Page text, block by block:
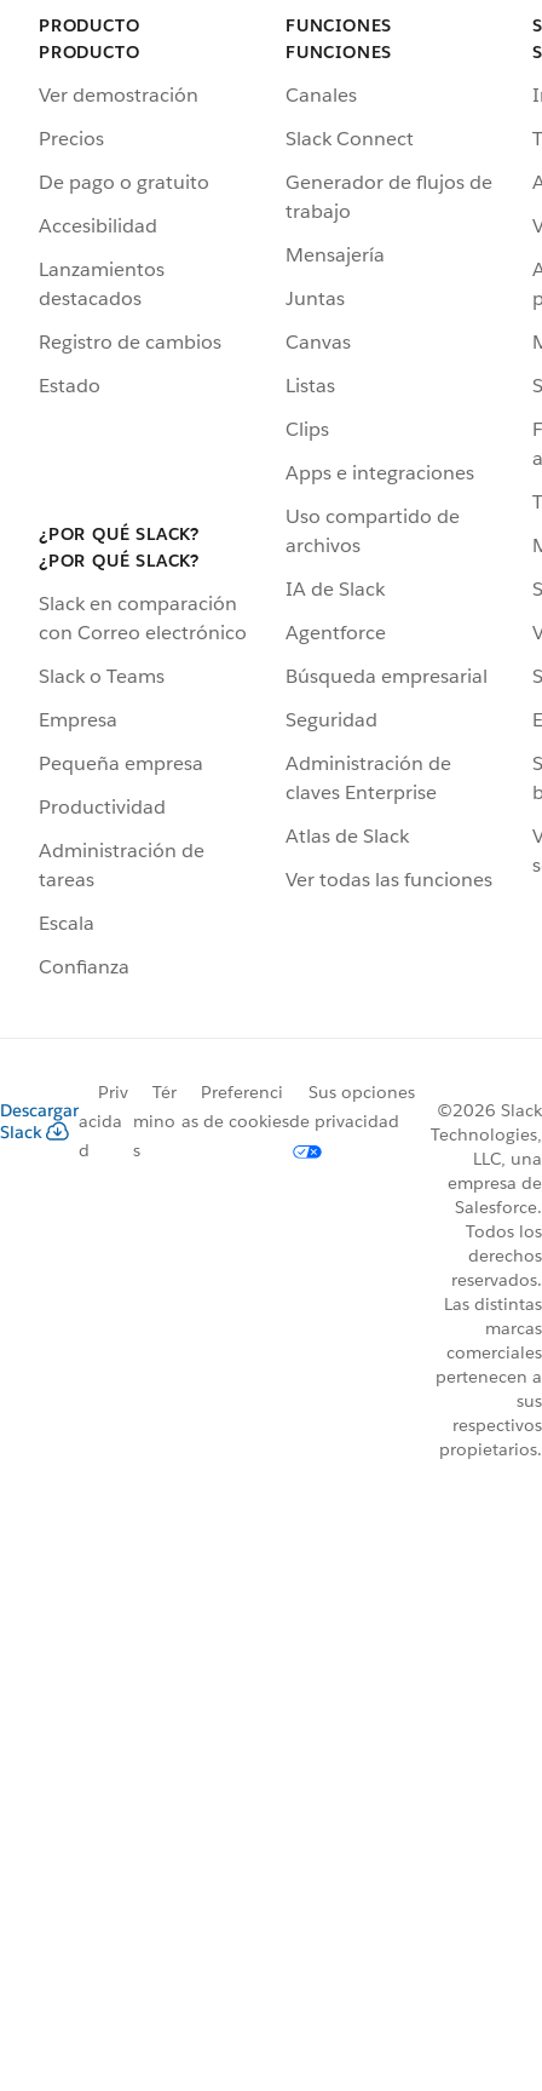
PRODUCTO
PRODUCTO
Ver demostración
Precios
De pago o gratuito
Accesibilidad
Lanzamientos
destacados
Registro de cambios
Estado
¿POR QUÉ SLACK?
¿POR QUÉ SLACK?
Slack en comparación
con Correo electrónico
Slack o Teams
Empresa
Pequeña empresa
Productividad
Administración de
tareas
Escala
Confianza
FUNCIONES
FUNCIONES
Canales
Slack Connect
Generador de flujos de
trabajo
Mensajería
Juntas
Canvas
Listas
Clips
Apps e integraciones
Uso compartido de
archivos
IA de Slack
Agentforce
Búsqueda empresarial
Seguridad
Administración de
claves Enterprise
Atlas de Slack
Ver todas las funciones
Descargar
Slack
Priv
acida
d
Tér
mino
s
Preferenci
as de cookies
Sus opciones
de privacidad
©2026 Slack
Technologies,
LLC, una
empresa de
Salesforce.
Todos los
derechos
reservados.
Las distintas
marcas
comerciales
pertenecen a
sus
respectivos
propietarios.